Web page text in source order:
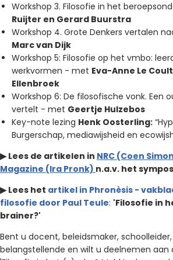
Workshop 3. Filosofie in het
Ruijter en Gerard Buurstra
Workshop 4. Grote Denkers vertalen
Marc van Dijk
Workshop 5: Filosofie op het vmbo:
werkvormen - met Eva-Anne Le
Ellenbroek
Workshop 6: De filosofische vonk. Een
vertelt - met Geertje Hulzebos
Key-note lezing Henk Oosterling:
Burgerschap, mediawijsheid en
▶︎ Lees de artikelen in NRC (Coen
Magazine (Ira Pronk) n.a.v. het
▶︎ Lees het artikel in Phronèsis -
filosofie door Paul Teule: 'Filosofie in
brainer?'
Bent u docent, beleidsmaker,
belangstellende en wilt u deelnemen